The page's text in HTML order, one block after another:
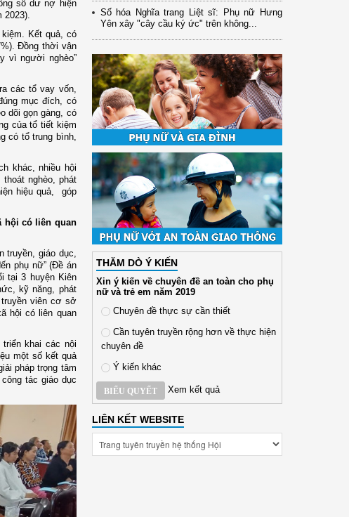
số dư nợ hiện
Kết quả, có
Đồng thời vận
vì người nghèo”
các tổ vay vốn,
mục đích, có
dõi gọn gàng, có
của tổ tiết kiệm
có tổ trung bình,
khác, nhiều hội
nghèo, phát
hiệu quả, góp
hội có liên quan
truyền, giáo dục,
phụ nữ” (Đề án
tại 3 huyện Kiên
kỹ năng, phát
viên cơ sở
hội có liên quan
khai các nội
một số kết quả
pháp trọng tâm
tác giáo dục
Số hóa Nghĩa trang Liệt sĩ: Phụ nữ Hưng
Yên xây "cây cầu ký ức" trên không...
THĂM DÒ Ý KIẾN
Xin ý kiến về chuyên đề an toàn cho phụ
nữ và trẻ em năm 2019
Chuyên đề thực sự cần thiết
Cần tuyên truyền rộng hơn về thực hiện
chuyên đề
Ý kiến khác
BIỂU QUYẾT Xem kết quả
LIÊN KẾT WEBSITE